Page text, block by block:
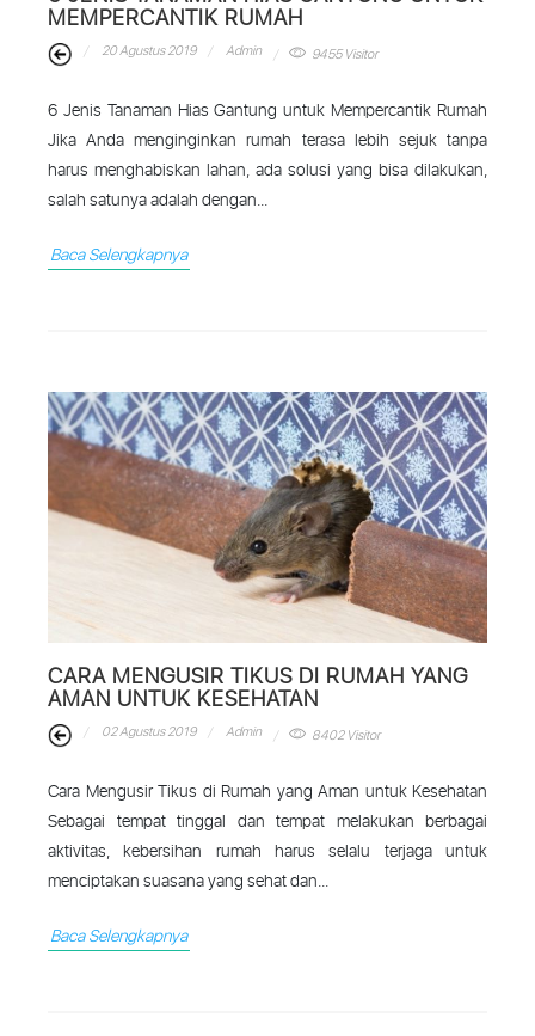
MEMPERCANTIK RUMAH
20 Agustus 2019 Admin 9455 Visitor
6 Jenis Tanaman Hias Gantung untuk Mempercantik Rumah
Jika Anda menginginkan rumah terasa lebih sejuk tanpa
harus menghabiskan lahan, ada solusi yang bisa dilakukan,
salah satunya adalah dengan...
Baca Selengkapnya
CARA MENGUSIR TIKUS DI RUMAH YANG
AMAN UNTUK KESEHATAN
02 Agustus 2019 Admin 8402 Visitor
Cara Mengusir Tikus di Rumah yang Aman untuk Kesehatan
Sebagai tempat tinggal dan tempat melakukan berbagai
aktivitas, kebersihan rumah harus selalu terjaga untuk
menciptakan suasana yang sehat dan...
Baca Selengkapnya